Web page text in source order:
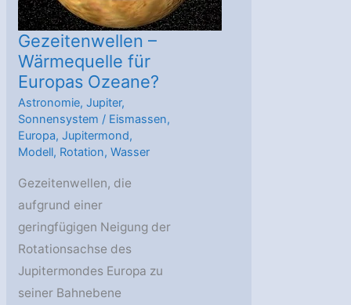
Gezeitenwellen –
Wärmequelle für
Europas Ozeane?
Astronomie,Jupiter,
Sonnensystem / Eismassen,
Europa,Jupitermond,
Modell, Rotation,Wasser
Gezeitenwellen, die
aufgrund einer
geringfügigen Neigung der
Rotationsachse des
Jupitermondes Europa zu
seiner Bahnebene